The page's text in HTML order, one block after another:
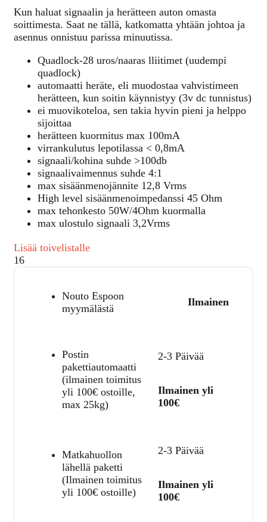
Kun haluat signaalin ja herätteen auton omasta
soittimesta. Saat ne tällä, katkomatta yhtään johtoa ja
asennus onnistuu parissa minuutissa.
Quadlock-28 uros/naaras lliitimet (uudempi
quadlock)
automaatti heräte, eli muodostaa vahvistimeen
herätteen, kun soitin käynnistyy (3v dc tunnistus)
ei muovikoteloa, sen takia hyvin pieni ja helppo
sijoittaa
herätteen kuormitus max 100mA
virrankulutus lepotilassa < 0,8mA
signaali/kohina suhde >100db
signaalivaimennus suhde 4:1
max sisäänmenojännite 12,8 Vrms
High level sisäänmenoimpedanssi 45 Ohm
max tehonkesto 50W/4Ohm kuormalla
max ulostulo signaali 3,2Vrms
Lisää toivelistalle
16
Nouto Espoon
myymälästä
Ilmainen
Postin
pakettiautomaatti
(ilmainen toimitus
yli 100€ ostoille,
max 25kg)
2-3 Päivää
Ilmainen yli
100€
Matkahuollon
lähellä paketti
(Ilmainen toimitus
yli 100€ ostoille)
2-3 Päivää
Ilmainen yli
100€